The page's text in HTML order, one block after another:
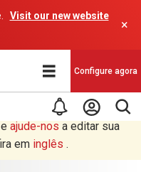
Visit our new website
×
Configure agora
por um programa
e ajude-nos a editar sua
em inglês .